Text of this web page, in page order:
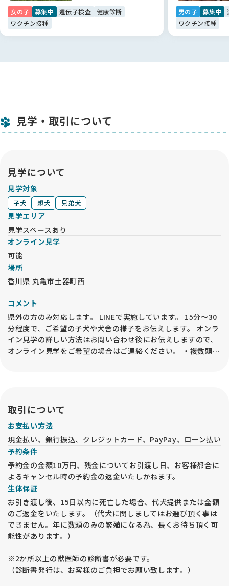
女の子 募集中 遺伝子検査
健康診断
ワクチン接種
男の子 募集中
ワクチン接種
見学・取引について
見学について
見学対象
子犬 親犬 兄弟犬
見学エリア
見学スペースあり
オンライン見学
可能
場所
香川県 丸亀市土器町西
コメント
県外の方のみ対応します。 LINEで実施しています。 15分～30
分程度で、ご希望の子犬や犬舎の様子をお伝えします。 オンラ
イン見学の詳しい方法はお問い合わせ後にお伝えしますので、
オンライン見学をご希望の場合はご連絡ください。 ・複数頭の
致しません) なお、オンライン見学の実施後でも、必ずお迎え
で、予めご承知おきください。
取引について
お支払い方法
現金払い、銀行振込、クレジットカード、PayPay、ローン払い
予約条件
予約金の金額10万円、残金についてお引渡し日、お客様都合に
よるキャンセル時の予約金の返金いたしかねます。
生体保証
お引き渡し後、15日以内に死亡した場合、代犬提供または全額
のご返金をいたします。（代犬に関しましてはお選び頂く事は
できません。年に数頭のみの繁殖になる為、長くお待ち頂く可
能性があります。）
※2か所以上の獣医師の診断書が必要です。
（診断書発行は、お客様のご負担でお願い致します。）